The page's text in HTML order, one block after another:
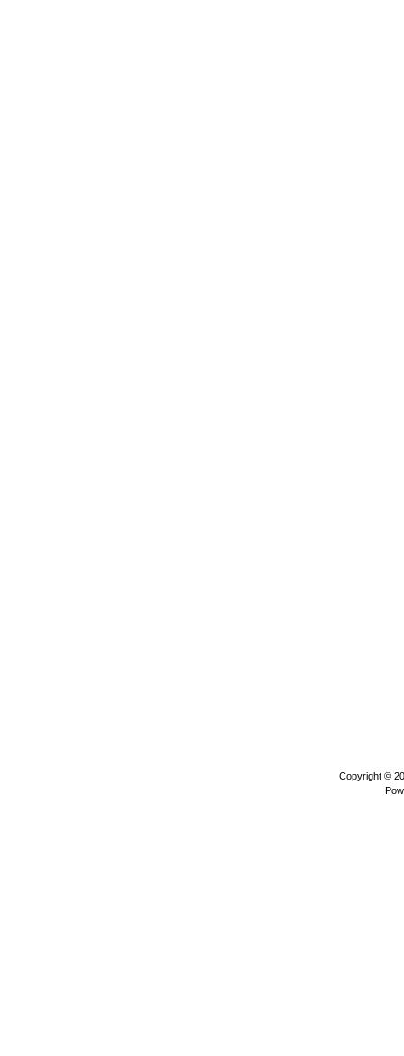
Copyright ©